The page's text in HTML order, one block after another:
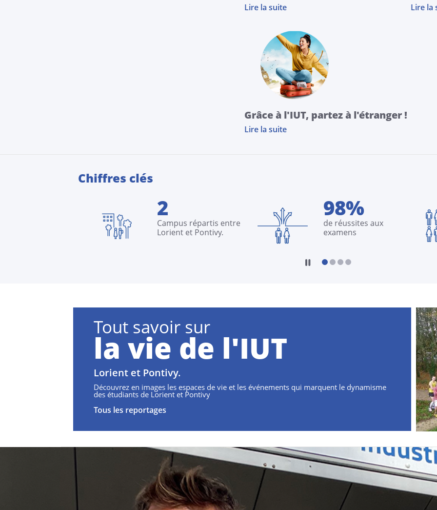
Lire la suite Lire la
Grâce à l'IUT, partez à l'étranger !
Lire la suite
Chiffres clés
2
Campus répartis entre
Lorient et Pontivy.
98%
de réussites aux
examens
Tout savoir sur
la vie de l'IUT
Lorient et Pontivy.
Découvrez en images les espaces de vie et les événements qui marquent le dynamisme
des étudiants de Lorient et Pontivy
Tous les reportages